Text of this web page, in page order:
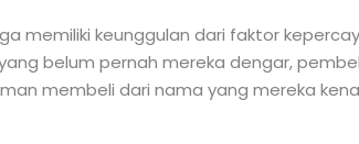
memiliki keunggulan dari faktor
belum pernah mereka dengar,
membeli dari nama yang mereka